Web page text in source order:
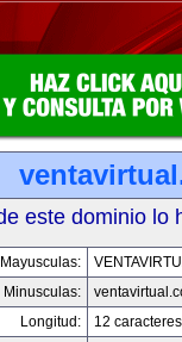
este dominio lo
Mayusculas:
Minusculas:
Longitud:
12 caracteres